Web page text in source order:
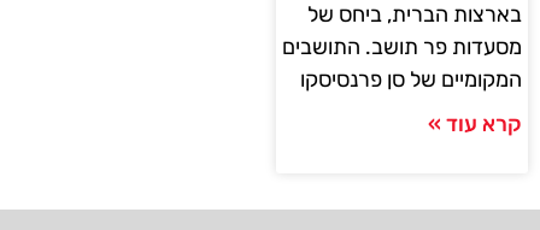
בארצות הברית, ביחס של
מסעדות פר תושב. התושבים
המקומיים של סן פרנסיסקו
קרא עוד »